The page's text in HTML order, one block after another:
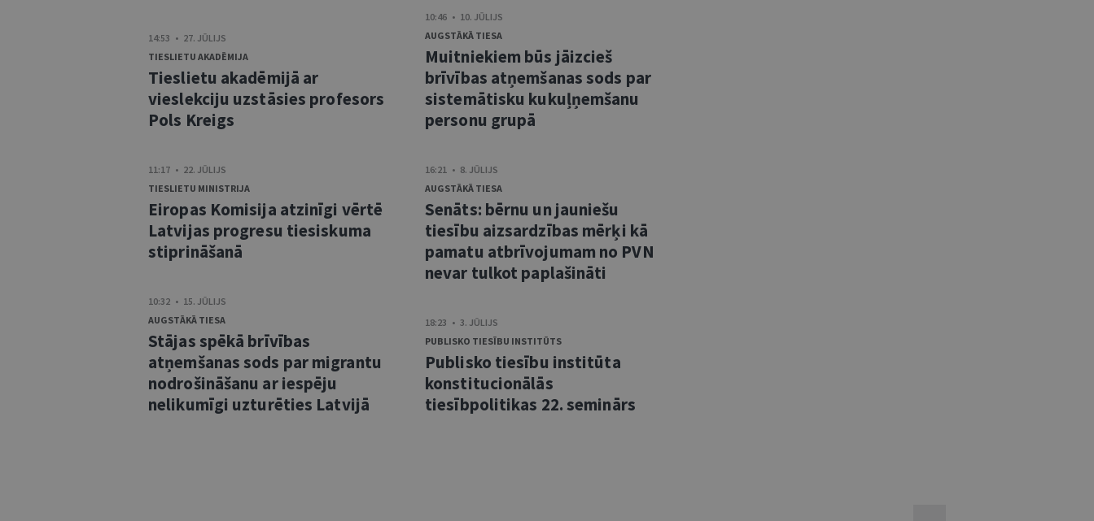
14:53 • 27. JŪLIJS
TIESLIETU AKADĒMIJA
Tieslietu akadēmijā ar
vieslekciju uzstāsies profesors
Pols Kreigs
11:17 • 22. JŪLIJS
TIESLIETU MINISTRIJA
Eiropas Komisija atzinīgi vērtē
Latvijas progresu tiesiskuma
stiprināšanā
10:32 • 15. JŪLIJS
AUGSTĀKĀ TIESA
Stājas spēkā brīvības
atņemšanas sods par migrantu
nodrošināšanu ar iespēju
nelikumīgi uzturēties Latvijā
10:46 • 10. JŪLIJS
AUGSTĀKĀ TIESA
Muitniekiem būs jāizcieš
brīvības atņemšanas sods par
sistemātisku kukuļņemšanu
personu grupā
16:21 • 8. JŪLIJS
AUGSTĀKĀ TIESA
Senāts: bērnu un jauniešu
tiesību aizsardzības mērķi kā
pamatu atbrīvojumam no PVN
nevar tulkot paplašināti
18:23 • 3. JŪLIJS
PUBLISKO TIESĪBU INSTITŪTS
Publisko tiesību institūta
konstitucionālās
tiesībpolitikas 22. seminārs